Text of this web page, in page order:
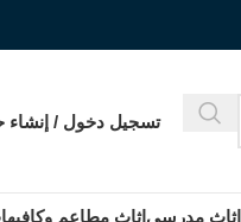
تسجيل دخول /
اثاث مدرسي اثاث مطاعم